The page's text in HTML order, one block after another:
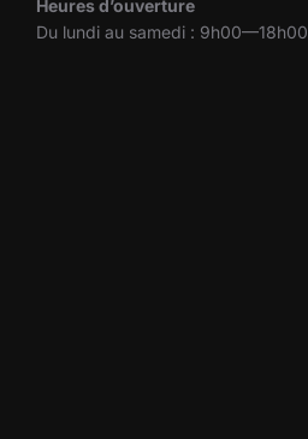
Heures d’ouverture
Du lundi au samedi : 9h00—18h00